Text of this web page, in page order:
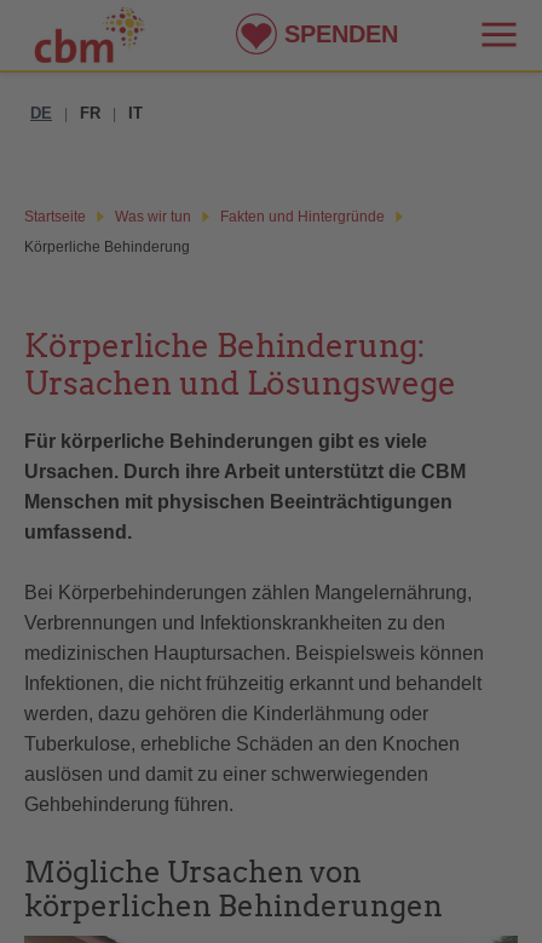
DE FR IT
Startseite Was wir tun
Fakten und Hintergründe
Körperliche Behinderung
Körperliche Behinderung:
Ursachen und Lösungswege
Für körperliche Behinderungen gibt es viele
Ursachen. Durch ihre Arbeit unterstützt die CBM
Menschen mit physischen Beeinträchtigungen
umfassend.
Bei Körperbehinderungen zählen Mangelernährung,
Verbrennungen und Infektionskrankheiten zu den
medizinischen Hauptursachen. Beispielsweis können
Infektionen, die nicht frühzeitig erkannt und behandelt
werden, dazu gehören die Kinderlähmung oder
Tuberkulose, erhebliche Schäden an den Knochen
auslösen und damit zu einer schwerwiegenden
Gehbehinderung führen.
Mögliche Ursachen von
körperlichen Behinderungen
SPENDEN